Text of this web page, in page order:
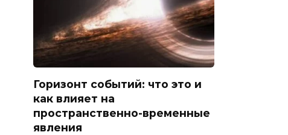
Горизонт событий: что это и
как влияет на
пространственно-временные
явления